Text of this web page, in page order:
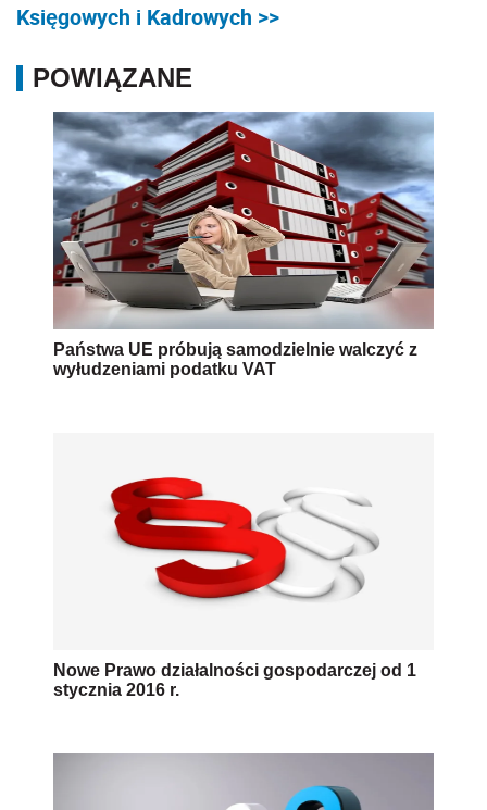
Księgowych i Kadrowych >>
POWIĄZANE
Państwa UE próbują samodzielnie walczyć z
wyłudzeniami podatku VAT
Nowe Prawo działalności gospodarczej od 1
stycznia 2016 r.